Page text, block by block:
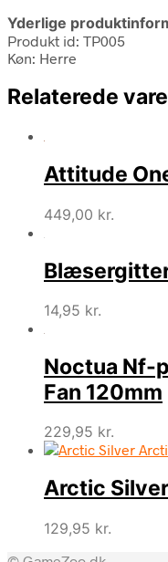
Yderlige
Produkt id: TP005
Køn: Herre
Relaterede
Attitude
449,00 kr.
14,95 kr.
Noctua Nf-
Fan 120mm
229,95 kr.
Arctic
129,95 kr.